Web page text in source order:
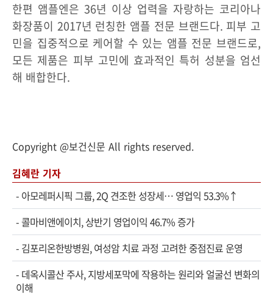
한편 앰플엔은 36년 이상 업력을 자랑하는 코리아나
화장품이 2017년 런칭한 앰플 전문 브랜드다. 피부 고
민을 집중적으로 케어할 수 있는 앰플 전문 브랜드로,
모든 제품은 피부 고민에 효과적인 특허 성분을 엄선
해 배합한다.
Copyright @보건신문 All rights reserved.
김혜란 기자
- 아모레퍼시픽 그룹, 2Q 견조한 성장세… 영업익 53.3%↑
-콜마비앤에이치, 상반기 영업이익 46.7% 증가
- 김포리온한방병원, 여성암 치료 과정 고려한 중점진료 운영
- 데옥시콜산 주사, 지방세포막에 작용하는 원리와 얼굴선 변화의
이해